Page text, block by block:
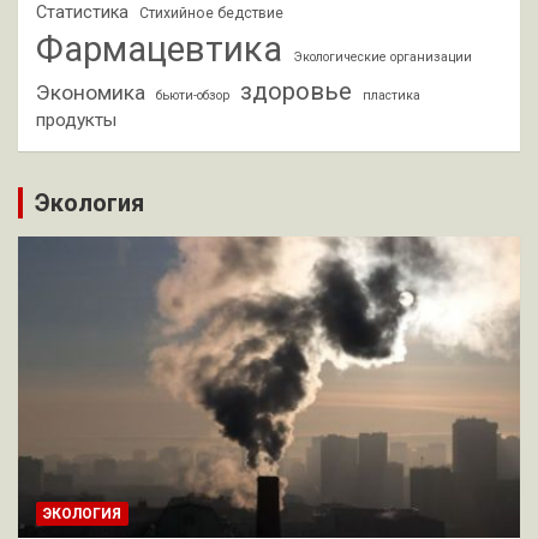
Статистика Стихийное бедствие
Фармацевтика Экологические организации
Экономика бьюти-обзор здоровье пластика
продукты
Экология
ЭКОЛОГИЯ